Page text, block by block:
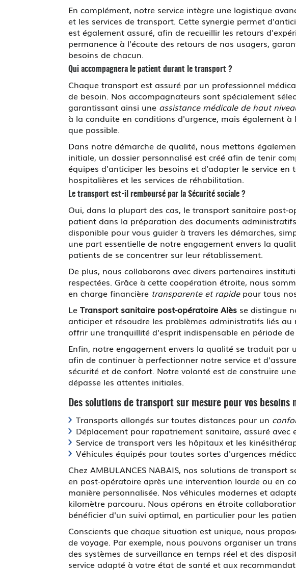
En complément, notre service intègre une logistique
et les services de transport. Cette synergie permet
est également assuré, afin de recueillir les retours
permanence à l'écoute des retours de nos usagers,
besoins de chacun.
Qui accompagnera le patient durant le transport ?
Chaque transport est assuré par un professionnel
de besoin. Nos accompagnateurs sont spécialement
garantissant ainsi une assistance médicale de haut
à la conduite en conditions d'urgence, mais également
que possible.
Dans notre démarche de qualité, nous mettons
initiale, un dossier personnalisé est créé afin de tenir
équipes d'anticiper les besoins et d'adapter le service
hospitalières et les services de réhabilitation.
Le transport est-il remboursé par la Sécurité sociale ?
Oui, dans la plupart des cas, le transport sanitaire post-
patient dans la préparation des documents
disponible pour vous guider à travers les démarches,
une part essentielle de notre engagement envers la
patients de se concentrer sur leur rétablissement.
De plus, nous collaborons avec divers partenaires
respectées. Grâce à cette coopération étroite, nous
en charge financière transparente et rapidepour tous
LeTransport sanitaire post-opératoire Alès se distingue
anticiper et résoudre les problèmes administratifs liés
offrir une tranquillité d'esprit indispensable en période de
Enfin, notre engagement envers la qualité se traduit par
afin de continuer à perfectionner notre service et
sécurité et de confort. Notre volonté est de construire
dépasse les attentes initiales.
Des solutions de transport sur mesure pour vos besoins
Transports allongés sur toutes distances pour un
Déplacement pour rapatriement sanitaire, assuré avec
Service de transport vers les hôpitaux et les
Véhicules équipés pour toutes sortes d'urgences
Chez AMBULANCES NABAIS, nos solutions de
en post-opératoire après une intervention lourde ou en
manière personnalisée. Nos véhicules modernes et
kilomètre parcouru. Nous opérons en étroite
bénéficier d'un suivi optimal, en particulier pour les
Conscients que chaque situation est unique, nous
de voyage. Par exemple, nous pouvons organiser un
des systèmes de surveillance en temps réel et des
service adapté à votre état de santé et aux